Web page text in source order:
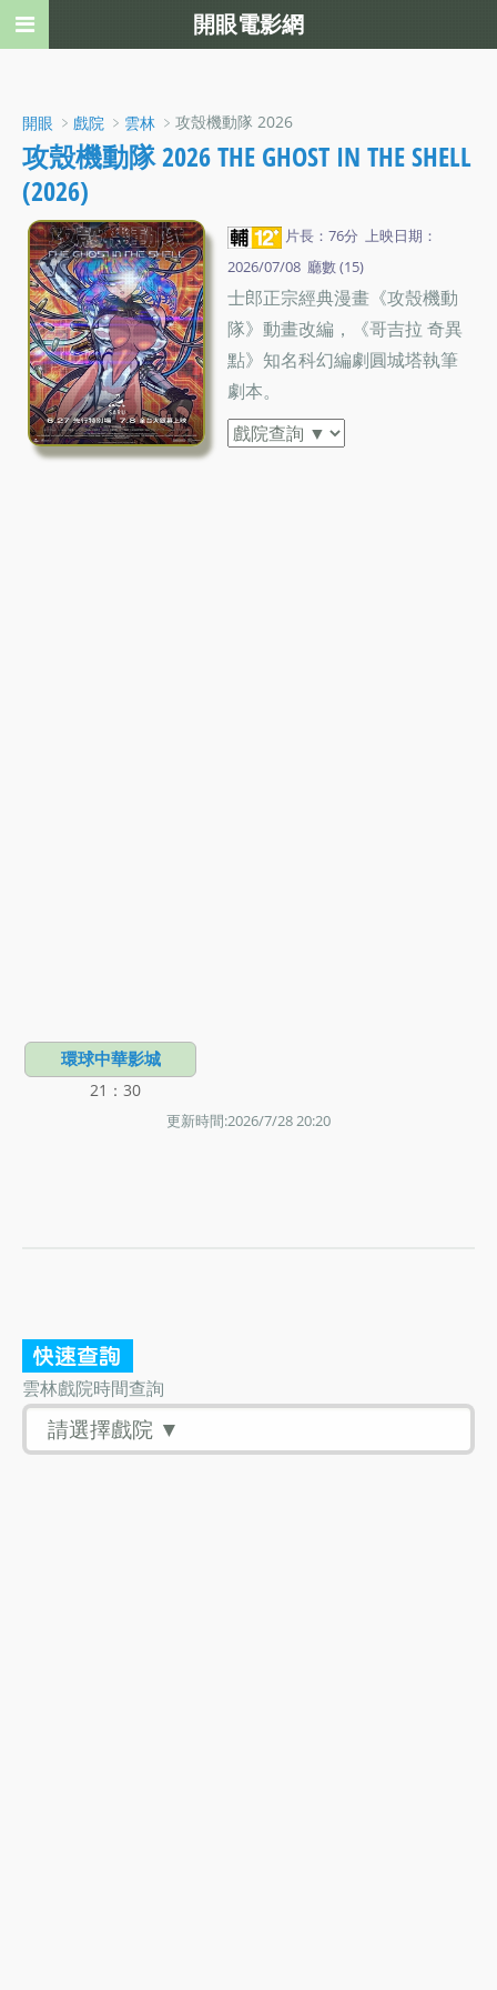
開眼 ﹥ 戲院 ﹥ 雲林 ﹥攻殼機動隊 2026
攻殼機動隊 2026 THE GHOST IN THE SHELL
(2026)
片長：76分 上映日期：
2026/07/08 廳數 (15)
士郎正宗經典漫畫《攻殼機動
隊》動畫改編，《哥吉拉 奇異
點》知名科幻編劇圓城塔執筆
劇本。
環球中華影城
21：30
更新時間:2026/7/28 20:20
雲林戲院時間查詢
開眼電影網